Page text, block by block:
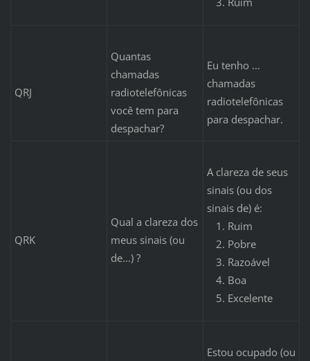
QRJ
Quantas
chamadas
radiotelefônicas
você tem para
despachar?
Eu tenho ...
chamadas
radiotelefônicas
para despachar.
QRK
Qual a clareza dos
meus sinais (ou
de...) ?
A clareza de seus
sinais (ou dos
sinais de) é:
Ruim
Pobre
Razoável
Boa
Excelente
Estou ocupado (ou